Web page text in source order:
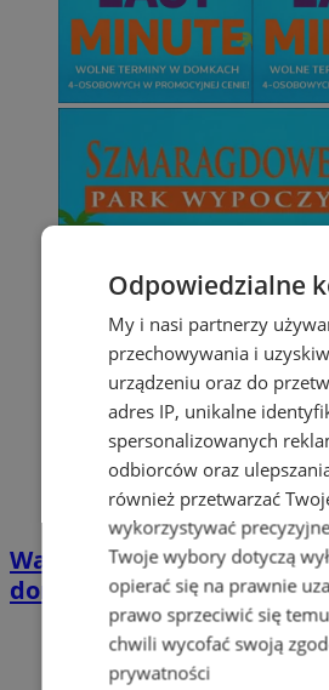
Wakacyjny wypoczynek
domkach Szmaragdowe
Odpowiedzialne
My i nasi partnerzy
przechowywania i
urządzeniu oraz do
adres IP, unikalne
spersonalizowanych
odbiorców oraz
również przetwarzać
wykorzystywać
Twoje wybory dotyczą
opierać się na prawnie
prawo sprzeciwić się
chwili wycofać swoją
prywatności